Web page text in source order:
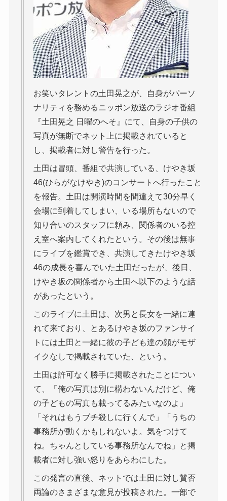
お笑いタレントの土田晃之が、自身がパーソ
ナリティを務めるニッポン放送のラジオ番組
『土田晃之 日曜のへそ』にて、自身の子供の
写真が無断でネット上に掲載されていると
し、掲載者に対し警告を行った。
土田は冒頭、番組で共演している、けやき坂
46(ひらがなけやき)のコンサートへ行ったこと
を報告。土田は開演時間を間違えて30分早く
会場に到着してしまい、いる場所もないので
知り合いのスタッフに頼み、関係者のいる控
え室へ案内してくれたという。その後は無事
にライブを鑑賞でき、共演してきたけやき坂
46の成長を喜んでいた土田だったが、後日、
けやき坂の関係者から土田へ以下のような話
があったという。
このライブに土田は、次男と長女を一緒に連
れて来ており、とあるけやき坂のファンサイ
トには土田と一緒に彼の子ども達の顔がモザ
イクなしで掲載されていた、という。
土田は許可なく勝手に掲載されたことについ
て、「俺の写真は別に構わないんだけど、俺
の子どもの写真も載ってるみたいなのよ」
「それはもうブチ殺しに行くんで」「うちの
事務所が動くかもしれないよ。気をつけて
ね。ちゃんとしている事務所なんでね」と掲
載者に対し強い怒りをあらわにした。
この発言の直後、ネットでは土田に対し賛否
両論のさまざまな意見が投稿された。一部で